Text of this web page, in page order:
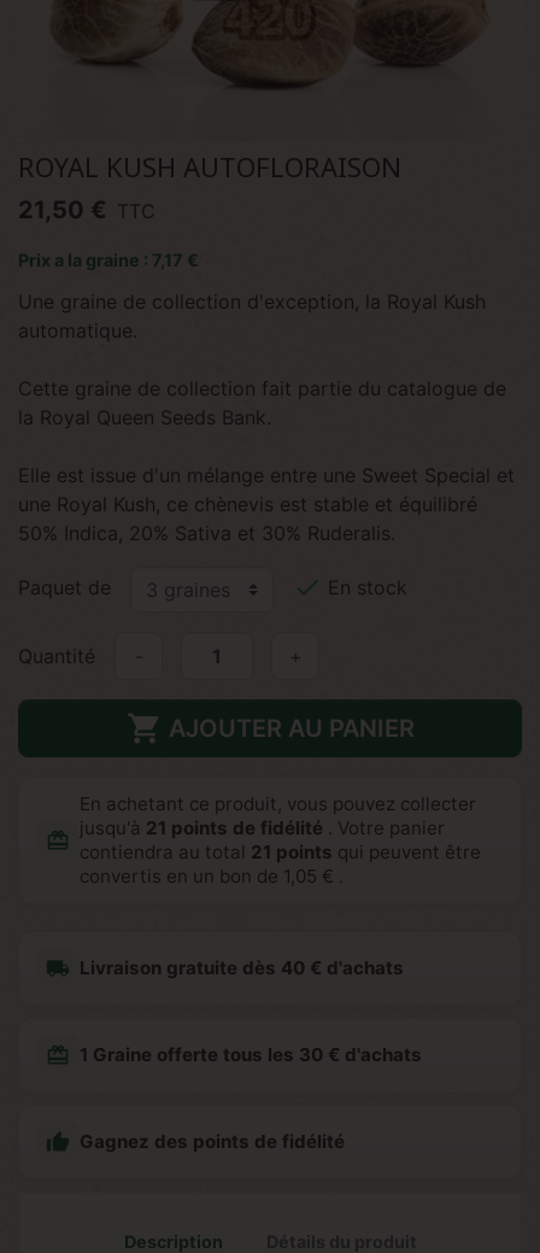
ROYAL KUSH AUTOFLORAISON
21,50 € TTC
Prix a la graine : 7,17 €
Une graine de collection d'exception, la Royal Kush
automatique.
Cette graine de collection fait partie du catalogue de
la Royal Queen Seeds Bank.
Elle est issue d'un mélange entre une Sweet Special et
une Royal Kush, ce chènevis est stable et équilibré
50% Indica, 20% Sativa et 30% Ruderalis.
Paquet de  En stock
Quantité +
 AJOUTER AU PANIER
redeem
En achetant ce produit, vous pouvez collecter
jusqu'à 21 points de fidélité . Votre panier
contiendra au total 21 points qui peuvent être
convertis en un bon de 1,05 € .
local_shipping Livraison gratuite dès 40 € d'achats
redeem 1 Graine offerte tous les 30 € d'achats
 Gagnez des points de fidélité
Description